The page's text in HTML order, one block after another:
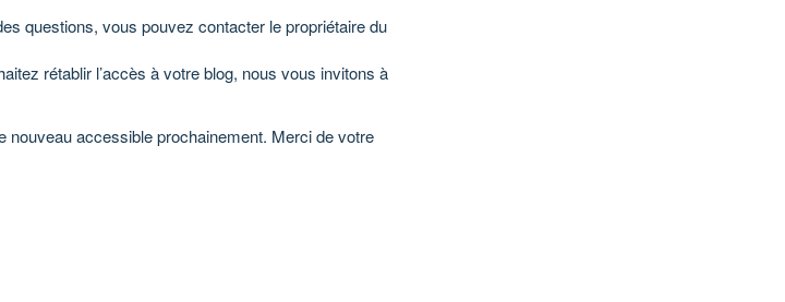
questions, vous pouvez contacter le propriétaire du
rétablir l’accès à votre blog, nous vous invitons à
nouveau accessible prochainement. Merci de votre